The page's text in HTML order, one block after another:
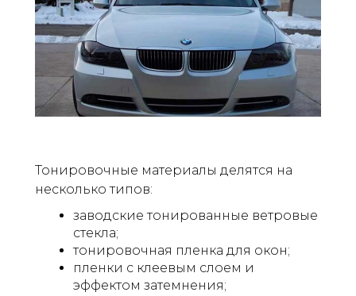
Тонировочные материалы делятся на
несколько типов:
заводские тонированные ветровые
стекла;
тонировочная пленка для окон;
пленки с клеевым слоем и
эффектом затемнения;